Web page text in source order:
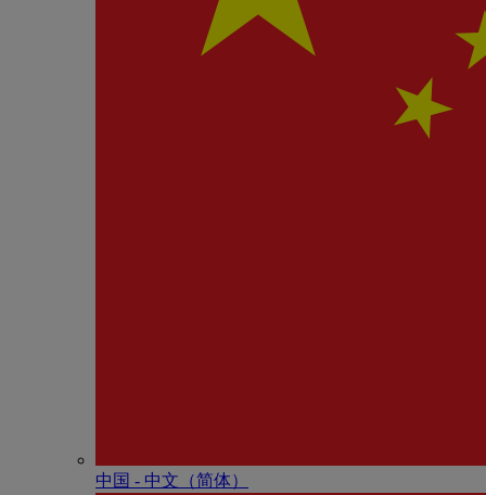
中国 - 中⽂（简体）